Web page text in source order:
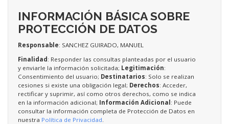
INFORMACIÓN BÁSICA SOBRE
PROTECCIÓN DE DATOS
Responsable: SANCHEZ GUIRADO, MANUEL
Finalidad: Responder las consultas planteadas por el usuario
y enviarle la información solicitada; Legitimación:
Consentimiento del usuario; Destinatarios: Solo se realizan
cesiones si existe una obligación legal; Derechos: Acceder,
rectificar y suprimir, así como otros derechos, como se indica
en la información adicional; Información Adicional: Puede
consultar la información completa de Protección de Datos en
nuestra Política de Privacidad